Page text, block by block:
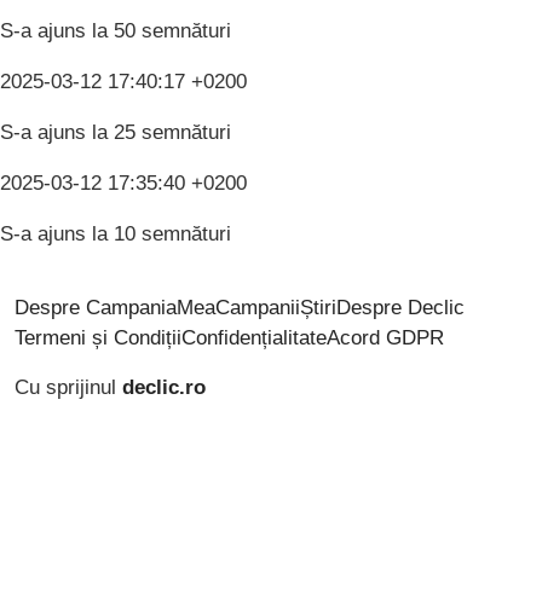
S-a ajuns la 50 semnături
2025-03-12 17:40:17 +0200
S-a ajuns la 25 semnături
2025-03-12 17:35:40 +0200
S-a ajuns la 10 semnături
Despre CampaniaMeaCampaniiȘtiri Despre Declic
Termeni și CondițiiConfidențialitateAcord GDPR
Cu sprijinul declic.ro